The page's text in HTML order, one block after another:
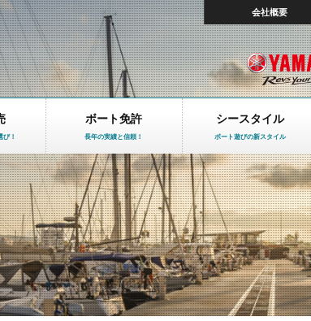
会社概要
び！
ボート免許
長年の実績と信頼！
シースタイル
ボート遊びの新スタイル